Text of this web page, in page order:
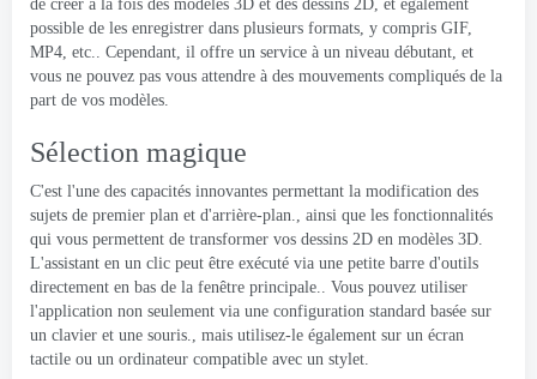
de créer à la fois des modèles 3D et des dessins 2D, et également
possible de les enregistrer dans plusieurs formats, y compris GIF,
MP4, etc.. Cependant, il offre un service à un niveau débutant, et
vous ne pouvez pas vous attendre à des mouvements compliqués de la
part de vos modèles.
Sélection magique
C'est l'une des capacités innovantes permettant la modification des
sujets de premier plan et d'arrière-plan., ainsi que les fonctionnalités
qui vous permettent de transformer vos dessins 2D en modèles 3D.
L'assistant en un clic peut être exécuté via une petite barre d'outils
directement en bas de la fenêtre principale.. Vous pouvez utiliser
l'application non seulement via une configuration standard basée sur
un clavier et une souris., mais utilisez-le également sur un écran
tactile ou un ordinateur compatible avec un stylet.